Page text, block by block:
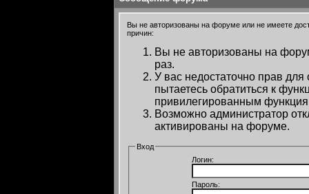
Вы не авторизованы на форуме или не имеете
причин:
Вы не авторизованы на
раз.
У вас недостаточно прав
пытаетесь обратиться к
привилегированным
Возможно администратор
активированы на форуме.
Вход
Логин:
Пароль: